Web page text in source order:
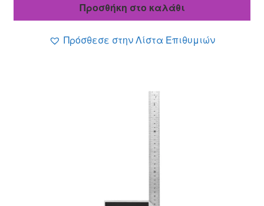
4.10 €. είναι:
Προσθήκη στο καλάθι
Πρόσθεσε στην Λίστα Επιθυμιών